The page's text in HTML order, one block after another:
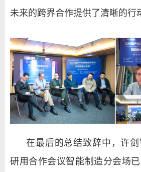
未来的跨界合作提供了清晰的行
在最后的总结致辞中，许
研用合作会议智能制造分会场